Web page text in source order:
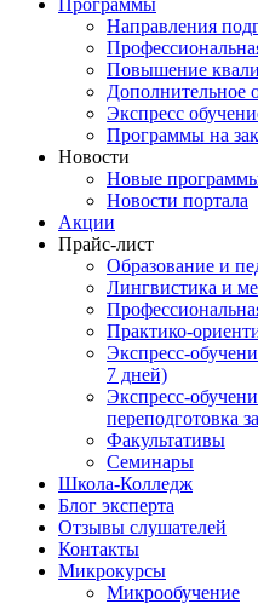
Программы
Направления
Повышение
Дополнительное
Экспресс
Программы на
Новости
Новые
Новости портала
Акции
Прайс-лист
Образование и
Лингвистика и
Практико-
Экспресс-
7 дней)
Экспресс-
переподготовка
Факультативы
Семинары
Школа-Колледж
Блог эксперта
Отзывы слушателей
Контакты
Микрокурсы
Микрообучение